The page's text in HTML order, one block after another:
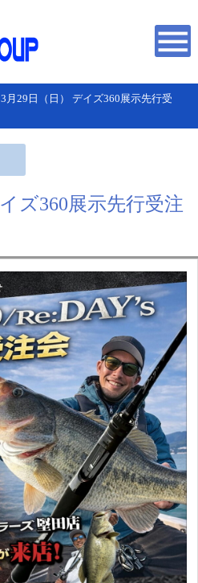
3月29日（日） デイズ360展示先行受
ズ360展示先行受注